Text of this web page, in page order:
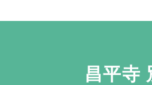
昌平寺